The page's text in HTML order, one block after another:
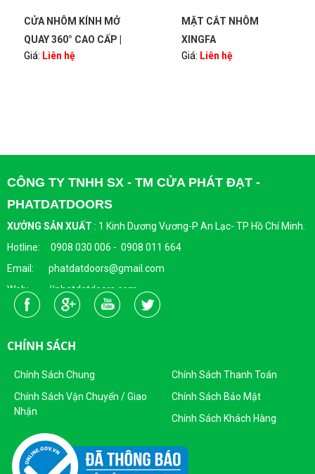
CỬA NHÔM KÍNH MỞ
QUAY 360° CAO CẤP |
BẢN LỀ PIVOT – SANG
Giá: Liên hệ
MẶT CẮT NHÔM
XINGFA
Giá: Liên hệ
CÔNG TY TNHH SX - TM CỬA PHÁT ĐẠT -
PHATDATDOORS
XƯỞNG SẢN XUẤT : 1 Kinh Dương Vương-P An Lạc- TP Hồ Chí Minh.
Hotline: 0908 030 006 - 0908 011 664
Email: phatdatdoors@gmail.com
Web: //phatdatdoors.com
Fanpage : https://www.facebook.com/cuaphatdat
DKKD: 0313215412
Ngày Cấp: 16/04/2015
Nơi Cấp: Sở KHĐT Thành Phố Hồ Chí Minh
Sản Phẩm Của Công Ty TNHH SX - TM CỬA PHÁT ĐẠT
CHÍNH SÁCH
Chính Sách Chung
Chính Sách Thanh Toán
Chính Sách Vận Chuyển / Giao
Nhận
Chính Sách Bảo Mật
Chính Sách Khách Hàng